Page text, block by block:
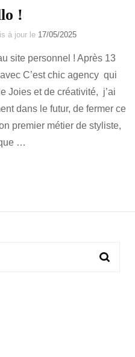
!
à jour le 17/05/2025
site personnel ! Après 13
C’est chic agency qui
Joies et de créativité, j’ai
dans le futur, de fermer ce
premier métier de styliste,
…